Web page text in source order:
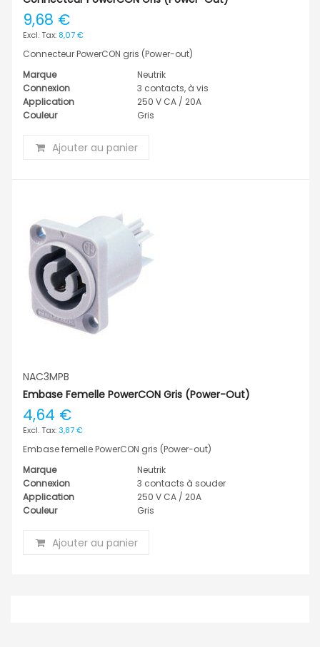
9,68 €
8,07 €
Connecteur PowerCON gris (Power-out)
Marque
Neutrik
Connexion
3 contacts, à vis
Application
250 V CA / 20A
Couleur
Gris
Ajouter au panier
NAC3MPB
Embase Femelle PowerCON Gris (Power-Out)
4,64 €
3,87 €
Embase femelle PowerCON gris (Power-out)
Marque
Neutrik
Connexion
3 contacts à souder
Application
250 V CA / 20A
Couleur
Gris
Ajouter au panier